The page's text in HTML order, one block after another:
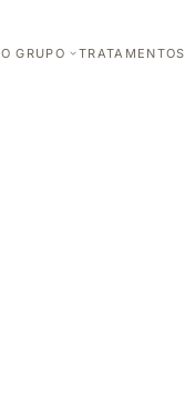
O GRUPO TRATAMENTOS